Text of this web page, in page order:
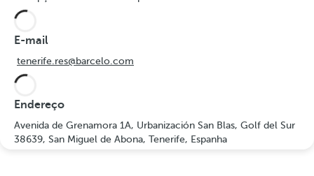
E-mail
tenerife.res@barcelo.com
Endereço
Avenida de Grenamora 1A, Urbanización San Blas, Golf del Sur
38639, San Miguel de Abona, Tenerife, Espanha